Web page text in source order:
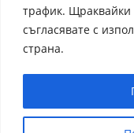
трафик. Щраквайки
съгласявате с
страна.